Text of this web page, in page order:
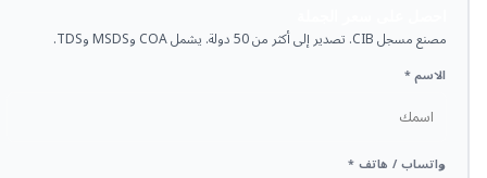
مصنع مسجل CIB. تصدير إلى أكثر من 50 دولة. يشمل COA وMSDS وTDS.
الاسم *
واتساب / هاتف *